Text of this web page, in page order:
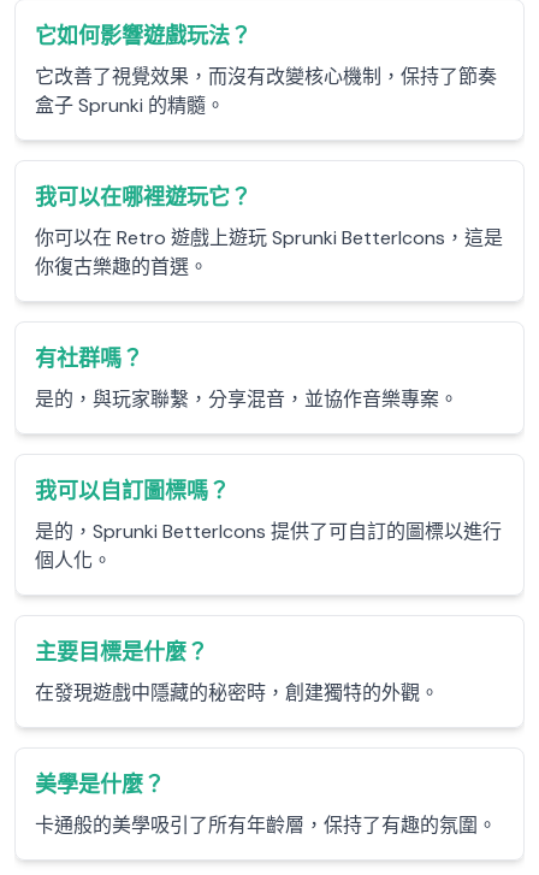
它如何影響遊戲玩法？
它改善了視覺效果，而沒有改變核心機制，保持了節奏
盒子 Sprunki 的精髓。
我可以在哪裡遊玩它？
你可以在 Retro 遊戲上遊玩 Sprunki BetterIcons，這是
你復古樂趣的首選。
有社群嗎？
是的，與玩家聯繫，分享混音，並協作音樂專案。
我可以自訂圖標嗎？
是的，Sprunki BetterIcons 提供了可自訂的圖標以進行
個人化。
主要目標是什麼？
在發現遊戲中隱藏的秘密時，創建獨特的外觀。
美學是什麼？
卡通般的美學吸引了所有年齡層，保持了有趣的氛圍。